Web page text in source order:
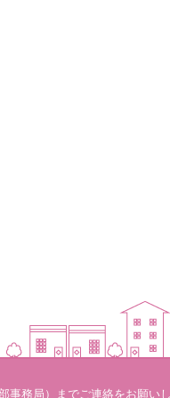
事務局）までご連絡をお願い